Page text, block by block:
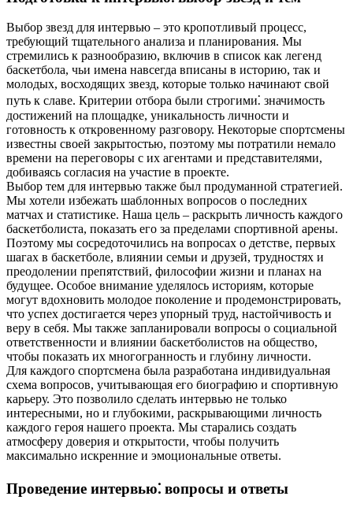
Выбор звезд для интервью – это кропотливый процесс,
требующий тщательного анализа и планирования. Мы
стремились к разнообразию, включив в список как легенд
баскетбола, чьи имена навсегда вписаны в историю, так и
молодых, восходящих звезд, которые только начинают свой
путь к славе. Критерии отбора были строгими⁚ значимость
достижений на площадке, уникальность личности и
готовность к откровенному разговору. Некоторые спортсмены
известны своей закрытостью, поэтому мы потратили немало
времени на переговоры с их агентами и представителями,
добиваясь согласия на участие в проекте.
Выбор тем для интервью также был продуманной стратегией.
Мы хотели избежать шаблонных вопросов о последних
матчах и статистике. Наша цель – раскрыть личность каждого
баскетболиста, показать его за пределами спортивной арены.
Поэтому мы сосредоточились на вопросах о детстве, первых
шагах в баскетболе, влиянии семьи и друзей, трудностях и
преодолении препятствий, философии жизни и планах на
будущее. Особое внимание уделялось историям, которые
могут вдохновить молодое поколение и продемонстрировать,
что успех достигается через упорный труд, настойчивость и
веру в себя. Мы также запланировали вопросы о социальной
ответственности и влиянии баскетболистов на общество,
чтобы показать их многогранность и глубину личности.
Для каждого спортсмена была разработана индивидуальная
схема вопросов, учитывающая его биографию и спортивную
карьеру. Это позволило сделать интервью не только
интересными, но и глубокими, раскрывающими личность
каждого героя нашего проекта. Мы старались создать
атмосферу доверия и открытости, чтобы получить
максимально искренние и эмоциональные ответы.
Проведение интервью⁚ вопросы и ответы